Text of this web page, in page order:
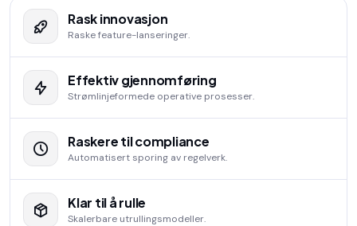
Rask innovasjon
Raske feature-lanseringer.
Effektiv gjennomføring
Strømlinjeformede operative prosesser.
Raskere til compliance
Automatisert sporing av regelverk.
Klar til å rulle
Skalerbare utrullingsmodeller.